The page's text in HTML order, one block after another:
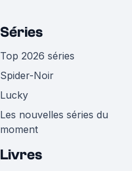
Séries
Top 2026 séries
Spider-Noir
Lucky
Les nouvelles séries du
moment
Livres